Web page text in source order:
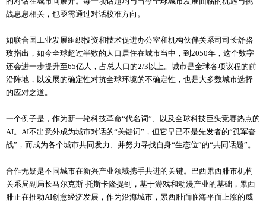
战息息相关，也亟需通过对话校准方向。
如联合国工业发展组织投资和技术促进办公室和机构伙伴关系司司长舒骆
玫指出，如今全球超过半数的人口居住在城市当中，到2050年，这个数字
还会进一步提升至65亿人，占总人口的2/3以上。城市是全球各项议程的前
沿阵地，以发展的确定性对抗全球环境的不确定性，也是大多数城市选择
的应对之道。
一个例子是，作为新一轮科技革命“代名词”、以及全球科技巨头竞赛热点的
AI。AI不出意外成为城市对话的“关键词”，但它早已不是先发者的“孤军奋
战”，而成为各个城市共同发力、并努力寻找自身“生态位”的“共同话题”。
合作无疑是不同城市在新兴产业领域携手共进的关键。巴西累西腓市机构
关系局副局长马尔克斯·托斯卡隆提到，基于游戏和动漫产业的基础，累西
腓正在推动AI创意经济发展，作为沿海城市，累西腓面临海平面上涨的威